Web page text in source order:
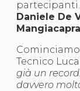
Daniele De
Tecnico Luca
già un
davvero